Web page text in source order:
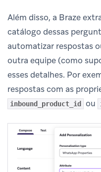
Além disso, a Braze
catálogo dessas
automatizar respostas
outra equipe (como
esses detalhes. Por
respostas com as
inbound_product_id ou